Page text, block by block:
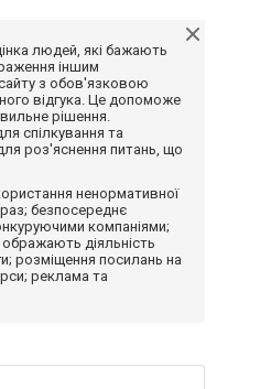
людей, які бажають
іншим
з обов'язковою
відгука. Це допоможе
рішення.
спілкування та
роз'яснення питань, що
ненормативної
безпосереднє
компаніями;
діяльність
розміщення посилань на
реклама та